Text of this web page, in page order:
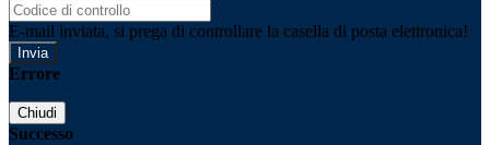
E-mail inviata, si prega di controllare la casella di posta elettronica!
Errore
Chiudi
Successo